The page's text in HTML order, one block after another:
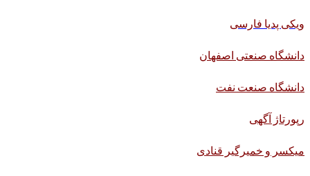
ویکی پدیا فارسی
دانشگاه صنعتی اصفهان
دانشگاه صنعت نفت
رپورتاژ آگهی
میکسر و خمیرگیر قنادی